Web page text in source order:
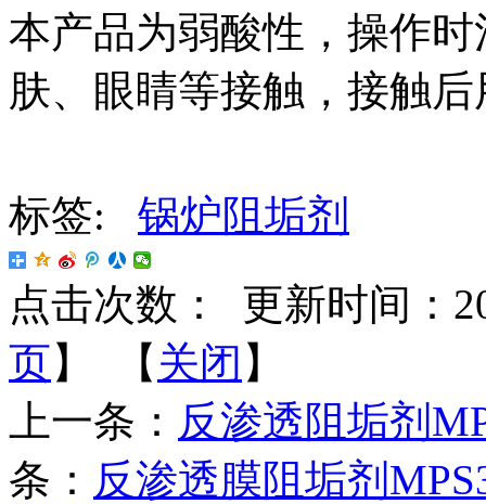
本产品为弱酸性，操作
肤、眼睛等接触，接触
标签:
锅炉阻垢剂
点击次数：
更新时间：
页】 【 关闭 】
上一条： 反渗透阻垢剂
条： 反渗透膜阻垢剂